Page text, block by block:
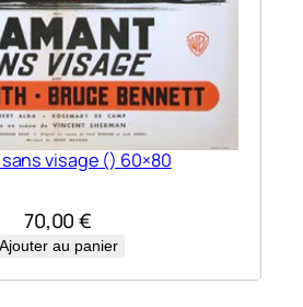
visage () 60×80
70,00€
Ajouter au panier